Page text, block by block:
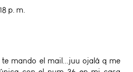
p. m.
mando el mail...juu ojalá q me